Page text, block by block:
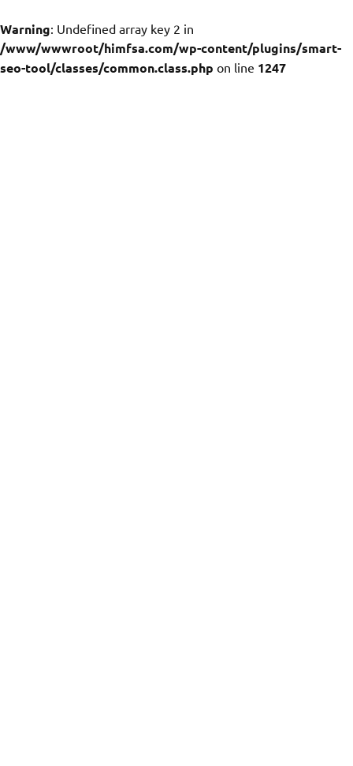
Warning: Undefined array key 2 in
/www/wwwroot/himfsa.com/wp-content/plugins/smart-
seo-tool/classes/common.class.php on line 1247